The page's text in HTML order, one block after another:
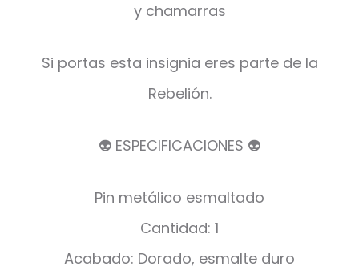
y chamarras
Si portas esta insignia eres parte de la
Rebelión.
👽 ESPECIFICACIONES 👽
Pin metálico esmaltado
Cantidad: 1
Acabado: Dorado, esmalte duro